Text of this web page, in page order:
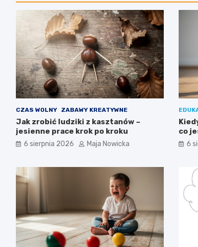
CZAS WOLNY ZABAWY KREATYWNE
Jak zrobić ludziki z kasztanów –
jesienne prace krok po kroku
6 sierpnia 2026 Maja Nowicka
co
6